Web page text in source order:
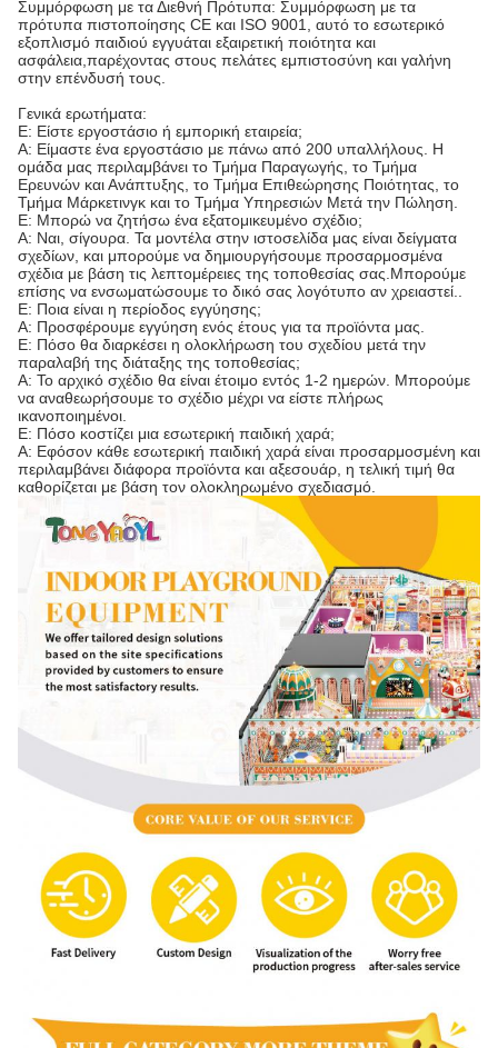
Συμμόρφωση με τα Διεθνή Πρότυπα: Συμμόρφωση με τα
πρότυπα πιστοποίησης CE και ISO 9001, αυτό το εσωτερικό
εξοπλισμό παιδιού εγγυάται εξαιρετική ποιότητα και
ασφάλεια,παρέχοντας στους πελάτες εμπιστοσύνη και γαλήνη
στην επένδυσή τους.
Γενικά ερωτήματα:
Ε: Είστε εργοστάσιο ή εμπορική εταιρεία;
Α: Είμαστε ένα εργοστάσιο με πάνω από 200 υπαλλήλους. Η
ομάδα μας περιλαμβάνει το Τμήμα Παραγωγής, το Τμήμα
Ερευνών και Ανάπτυξης, το Τμήμα Επιθεώρησης Ποιότητας, το
Τμήμα Μάρκετινγκ και το Τμήμα Υπηρεσιών Μετά την Πώληση.
Ε: Μπορώ να ζητήσω ένα εξατομικευμένο σχέδιο;
Α: Ναι, σίγουρα. Τα μοντέλα στην ιστοσελίδα μας είναι δείγματα
σχεδίων, και μπορούμε να δημιουργήσουμε προσαρμοσμένα
σχέδια με βάση τις λεπτομέρειες της τοποθεσίας σας.Μπορούμε
επίσης να ενσωματώσουμε το δικό σας λογότυπο αν χρειαστεί..
Ε: Ποια είναι η περίοδος εγγύησης;
Α: Προσφέρουμε εγγύηση ενός έτους για τα προϊόντα μας.
Ε: Πόσο θα διαρκέσει η ολοκλήρωση του σχεδίου μετά την
παραλαβή της διάταξης της τοποθεσίας;
Α: Το αρχικό σχέδιο θα είναι έτοιμο εντός 1-2 ημερών. Μπορούμε
να αναθεωρήσουμε το σχέδιο μέχρι να είστε πλήρως
ικανοποιημένοι.
Ε: Πόσο κοστίζει μια εσωτερική παιδική χαρά;
Α: Εφόσον κάθε εσωτερική παιδική χαρά είναι προσαρμοσμένη και
περιλαμβάνει διάφορα προϊόντα και αξεσουάρ, η τελική τιμή θα
καθορίζεται με βάση τον ολοκληρωμένο σχεδιασμό.